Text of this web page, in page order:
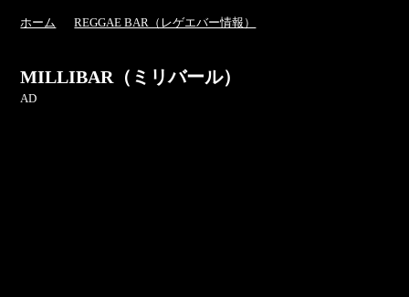
ホーム REGGAE BAR（レゲエバー情報）
MILLIBAR（ミリバール）
AD